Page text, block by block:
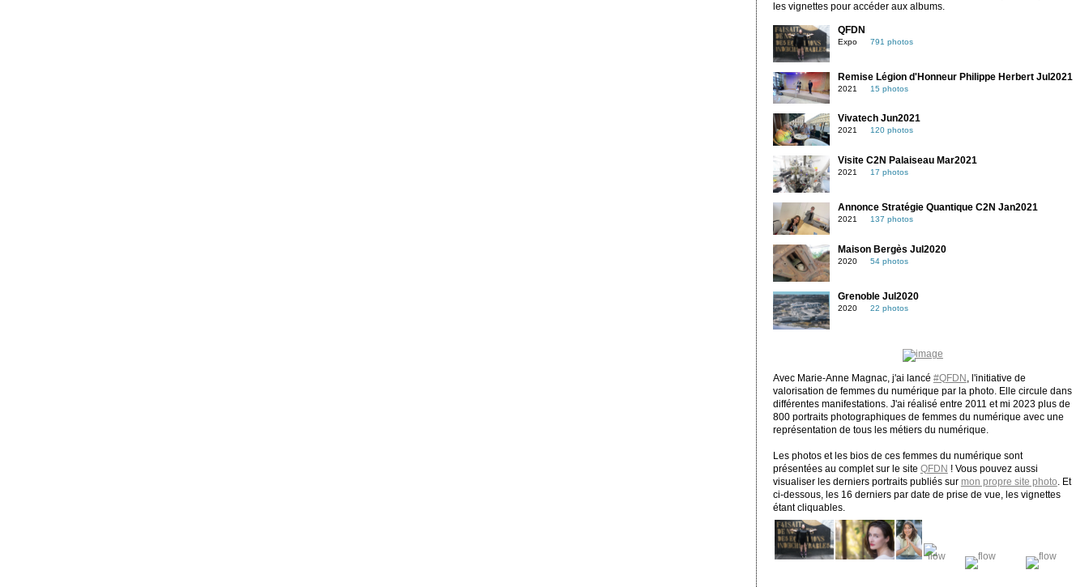
les vignettes pour accéder aux albums.
QFDN
Expo 791 photos
Remise Légion d'Honneur Philippe Herbert Jul2021
2021 15 photos
Vivatech Jun2021
2021 120 photos
Visite C2N Palaiseau Mar2021
2021 17 photos
Annonce Stratégie Quantique C2N Jan2021
2021 137 photos
Maison Bergès Jul2020
2020 54 photos
Grenoble Jul2020
2020 22 photos
Avec Marie-Anne Magnac, j'ai lancé #QFDN
, l'initiative de
valorisation de femmes du numérique par la photo. Elle circule dans
différentes manifestations. J'ai réalisé entre 2011 et mi 2023 plus de
800 portraits photographiques de femmes du numérique avec une
représentation de tous les métiers du numérique.
Les photos et les bios de ces femmes du numérique sont
présentées au complet sur le site QFDN ! Vous pouvez aussi
visualiser les derniers portraits publiés sur mon propre site photo . Et
ci-dessous, les 16 derniers par date de prise de vue, les vignettes
étant cliquables.